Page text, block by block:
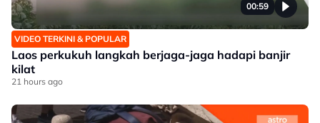
00:59
VIDEO TERKINI & POPULAR
Laos perkukuh langkah berjaga-jaga hadapi banjir
kilat
21 hours ago